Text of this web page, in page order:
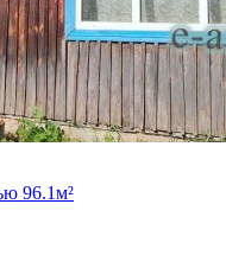
96.1м²